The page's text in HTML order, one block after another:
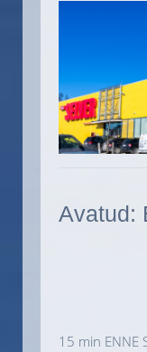
Avatud:
15 min ENNE